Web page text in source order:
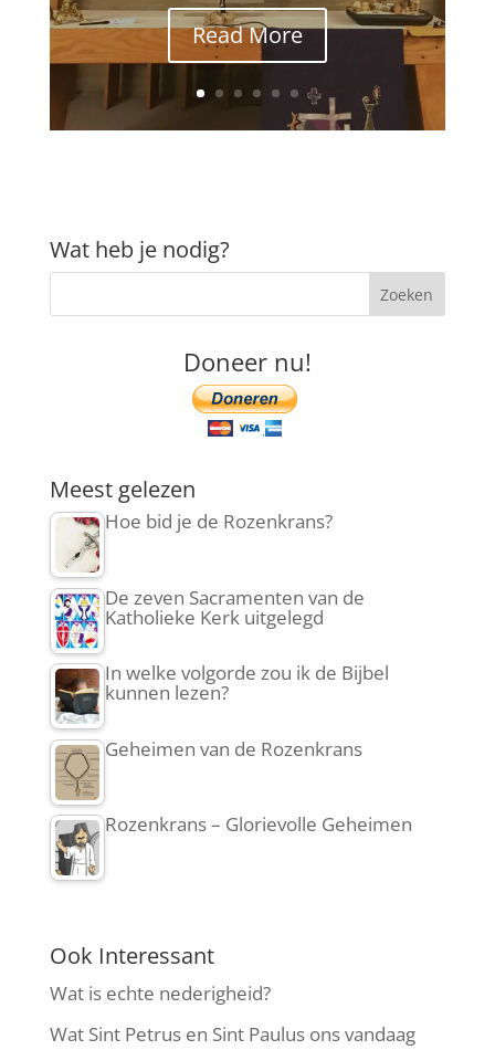
Read More
Wat heb je nodig?
Doneer nu!
Meest gelezen
Hoe bid je de Rozenkrans?
De zeven Sacramenten van de
Katholieke Kerk uitgelegd
In welke volgorde zou ik de Bijbel
kunnen lezen?
Geheimen van de Rozenkrans
Rozenkrans – Glorievolle Geheimen
Ook Interessant
Wat is echte nederigheid?
Wat Sint Petrus en Sint Paulus ons vandaag